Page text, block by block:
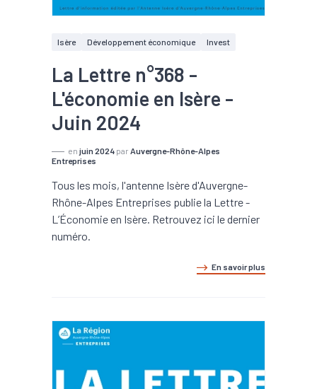
Isère Développement économique Invest
La Lettre n°368 -
L'économie en Isère -
Juin 2024
en juin 2024 par Auvergne-Rhône-Alpes
Entreprises
Tous les mois, l'antenne Isère d'Auvergne-
Rhône-Alpes Entreprises publie la Lettre -
L’Économie en Isère. Retrouvez ici le dernier
numéro.
En savoir plus